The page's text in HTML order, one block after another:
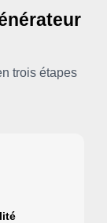
trois étapes